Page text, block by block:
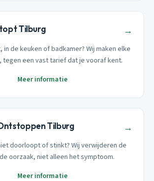
Tilburg →
de keuken of badkamer? Wij maken elke
tegen een vast tarief dat je vooraf kent.
Meer informatie
Tilburg →
doorloopt of stinkt? Wij verwijderen de
oorzaak, niet alleen het symptoom.
Meer informatie